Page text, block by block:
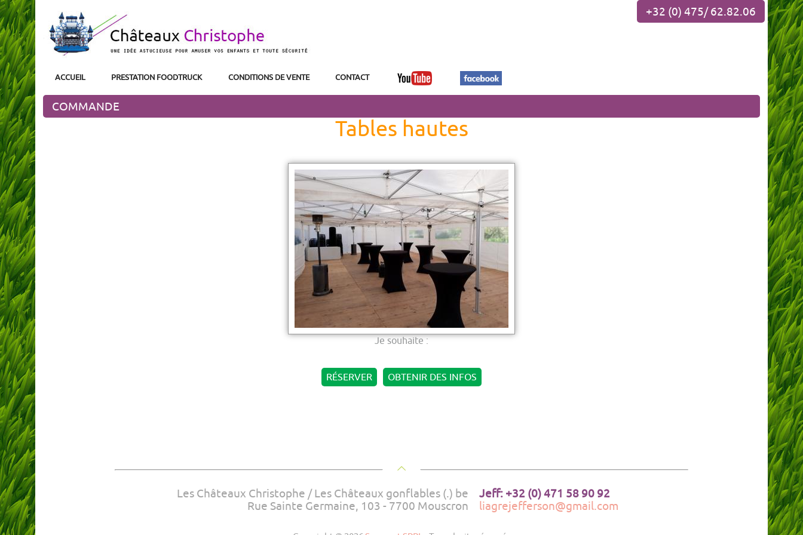
+32 (0) 475/ 62.82.06
ACCUEIL PRESTATION FOODTRUCK CONDITIONS DE VENTE CONTACT
COMMANDE
Tables hautes
Je souhaite :
RÉSERVER OBTENIR DES INFOS
Les Châteaux Christophe / Les Châteaux gonflables (.) be
Rue Sainte Germaine, 103 - 7700 Mouscron
Jeff: +32 (0) 471 58 90 92
liagrejefferson@gmail.com